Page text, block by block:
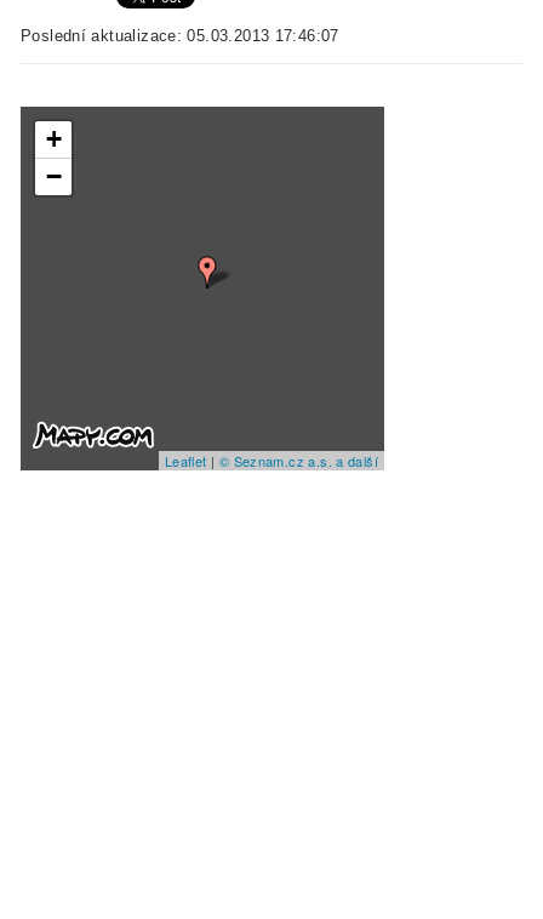
Poslední aktualizace: 05.03.2013 17:46:07
+
−
Leaflet | © Seznam.cz a.s. a další